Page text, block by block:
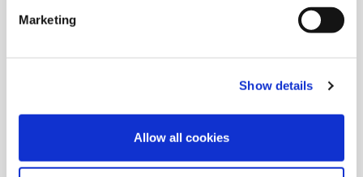
Marketing
Show details
Allow all cookies
Unterricht
Rituale strukturieren nicht nur unsere Umwelt
Read article